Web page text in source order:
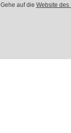
Gehe auf die Website des